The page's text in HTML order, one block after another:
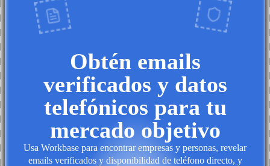
Obtén emails
verificados y datos
telefónicos para tu
mercado objetivo
Usa Workbase para encontrar empresas y personas, revelar
emails verificados y disponibilidad de teléfono directo, y